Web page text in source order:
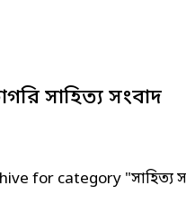
সাহিত্য সংবাদ
for category "সাহিত্য